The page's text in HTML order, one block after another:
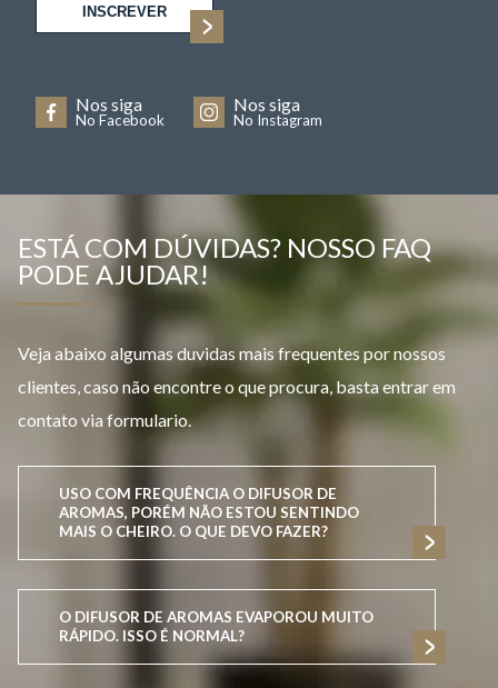
INSCREVER
Nos siga
No Facebook
Nos siga
No Instagram
ESTÁ COM DÚVIDAS? NOSSO FAQ
PODE AJUDAR!
Veja abaixo algumas duvidas mais frequentes por nossos
clientes, caso não encontre o que procura, basta entrar em
contato via formulario.
USO COM FREQUÊNCIA O DIFUSOR DE
AROMAS, PORÉM NÃO ESTOU SENTINDO
MAIS O CHEIRO. O QUE DEVO FAZER?
O DIFUSOR DE AROMAS EVAPOROU MUITO
RÁPIDO. ISSO É NORMAL?